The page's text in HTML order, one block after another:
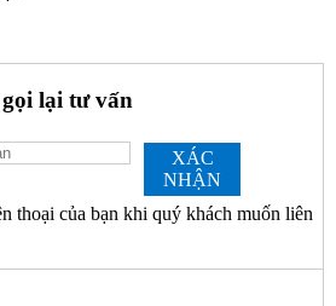
lại tư vấn
XÁC
NHẬN
thoại của bạn khi quý khách muốn liên